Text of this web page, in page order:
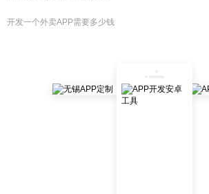
开发一个外卖APP需要多少钱